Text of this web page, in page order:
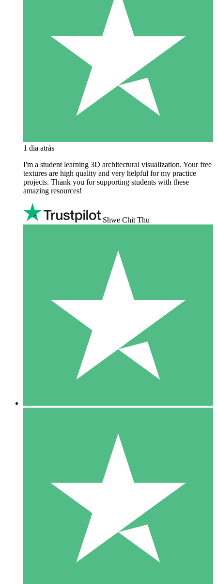
1 dia atrás
I'm a student learning 3D architectural visualization. Your free
textures are high quality and very helpful for my practice
projects. Thank you for supporting students with these
amazing resources!
Shwe Chit Thu